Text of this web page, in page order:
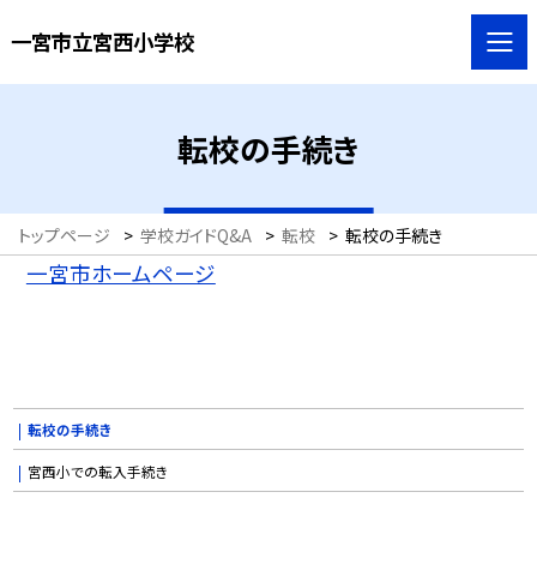
一宮市立宮西小学校
転校の手続き
トップページ > 学校ガイドQ&A > 転校 > 転校の手続き
一宮市ホームページ
転校の手続き
宮西小での転入手続き